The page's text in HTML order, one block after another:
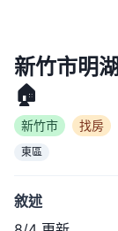
新竹市明
🏠
新竹市 找房
東區
敘述